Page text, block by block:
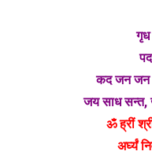
कद जन जन
जय साध
ॐ ह्रीं
अर्घ्यं